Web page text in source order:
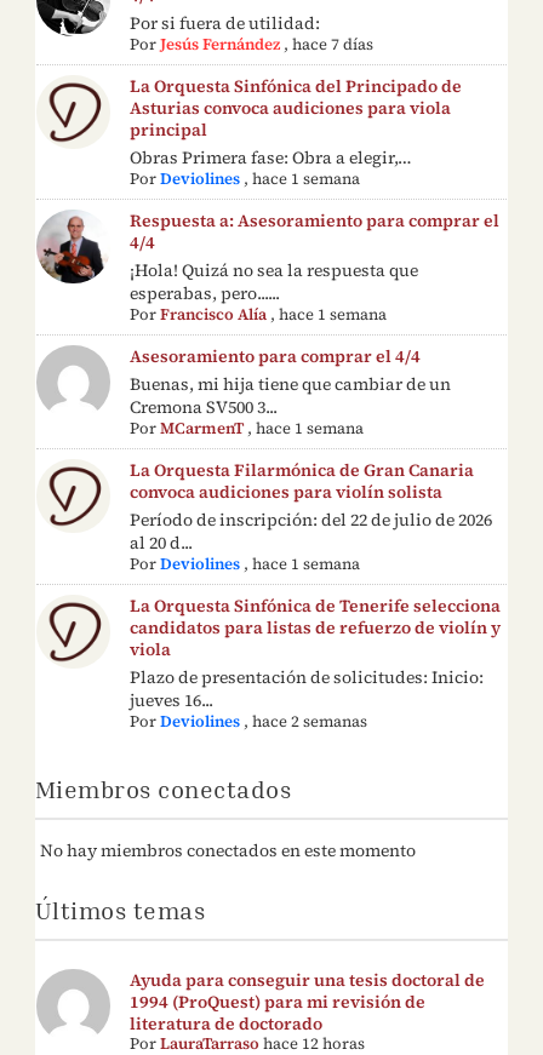
Por si fuera de utilidad:
PorJesús Fernández ,hace 7 días
La Orquesta Sinfónica del Principado de
Asturias convoca audiciones para viola
principal
Obras Primera fase: Obra a elegir,…
PorDeviolines ,hace 1 semana
Respuesta a: Asesoramiento para comprar el
4/4
¡Hola! Quizá no sea la respuesta que
esperabas, pero......
PorFrancisco Alía ,hace 1 semana
Asesoramiento para comprar el 4/4
Buenas, mi hija tiene que cambiar de un
Cremona SV500 3...
PorMCarmenT,hace 1 semana
La Orquesta Filarmónica de Gran Canaria
convoca audiciones para violín solista
Período de inscripción: del 22 de julio de 2026
al 20 d...
PorDeviolines ,hace 1 semana
La Orquesta Sinfónica de Tenerife selecciona
candidatos para listas de refuerzo de violín y
viola
Plazo de presentación de solicitudes: Inicio:
jueves 16...
PorDeviolines ,hace 2 semanas
Miembros conectados
No hay miembros conectados en este momento
Últimos temas
Ayuda para conseguir una tesis doctoral de
1994 (ProQuest) para mi revisión de
literatura de doctorado
PorLauraTarraso hace 12 horas